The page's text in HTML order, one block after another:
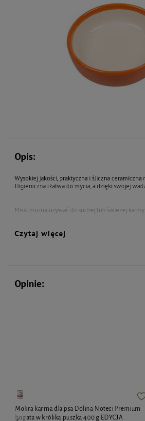
Opis:
Wysokiej jakości, praktyczna i śliczna ceramiczna
Higieniczna i łatwa do mycia, a dzięki swojej
Miski można używać do suchej lub świeżej
Czytaj więcej
Opinie:
Mokra karma dla psa Dolina Noteci Premium
bogata w królika puszka 400 g EDYCJA